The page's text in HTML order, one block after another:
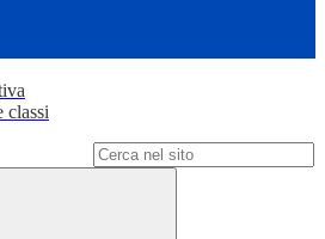
classi